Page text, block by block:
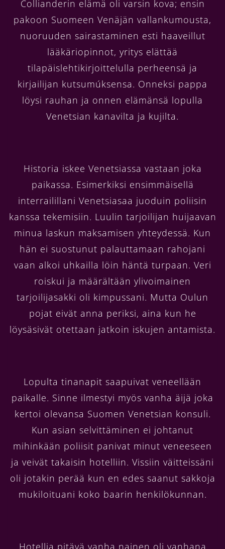
Collianderin elämä oli varsin kova; ensin
pakoon Suomeen Venäjän vallankumousta,
nuoruuden sairastaminen esti haaveillut
lääkäriopinnot, yritys elättää
tilapäislehtikirjoittelulla perheensä ja
kirjailijan kutsumúksensa. Onneksi pappa
löysi rauhan ja onnen elämänsä lopulla
Venetsian kanavilta ja kujilta.
Historia iskee Venetsiassa vastaan joka
paikassa. Esimerkiksi ensimmäisellä
interrailillani Venetsiasaa juoduin poliisin
kanssa tekemisiin. Luulin tarjoilijan huijaavan
minua laskun maksamisen yhteydessä. Kun
hän ei suostunut palauttamaan rahojani
vaan alkoi uhkailla löin häntä turpaan. Veri
roiskui ja määrältään ylivoimainen
tarjoilijasakki oli kimpussani. Mutta Oulun
pojat eivät anna periksi, aina kun he
löysäsivät otettaan jatkoin iskujen antamista.
Lopulta tinanapit saapuivat veneellään
paikalle. Sinne ilmestyi myös vanha äijä joka
kertoi olevansa Suomen Venetsian konsuli.
Kun asian selvittäminen ei johtanut
mihinkään poliisit panivat minut veneeseen
ja veivät takaisin hotelliin. Vissiin väitteissäni
oli jotakin perää kun en edes saanut sakkoja
mukiloituani koko baarin henkilökunnan.
Hotellia pitävä vanha nainen oli vanhana